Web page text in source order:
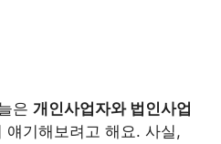
은 개인사업자와 법인사업
얘기해보려고 해요. 사실,